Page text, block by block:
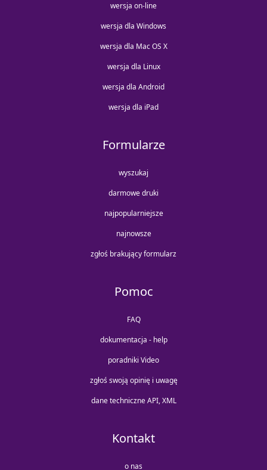
wersja on-line
wersja dla Windows
wersja dla Mac OS X
wersja dla Linux
wersja dla Android
wersja dla iPad
Formularze
wyszukaj
darmowe druki
najpopularniejsze
najnowsze
zgłoś brakujący formularz
Pomoc
FAQ
dokumentacja - help
poradniki Video
zgłoś swoją opinię i uwagę
dane techniczne API, XML
Kontakt
o nas